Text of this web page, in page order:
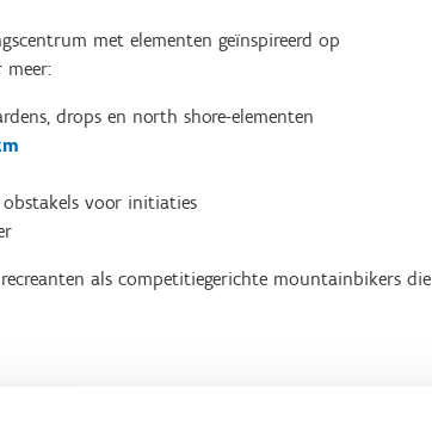
met elementen geïnspireerd op
meer:
drops en north shore-elementen
voor initiaties
als competitiegerichte mountainbikers die
en BMX. Het is opgebouwd uit
uit meerdere lijnen met oplopende